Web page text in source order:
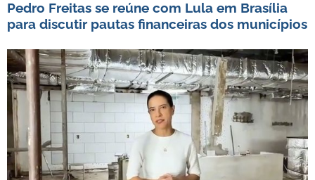
Pedro Freitas se reúne com Lula em Brasília
para discutir pautas financeiras dos municípios